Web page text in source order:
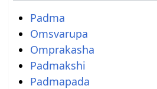
Padma
Omsvarupa
Omprakasha
Padmakshi
Padmapada